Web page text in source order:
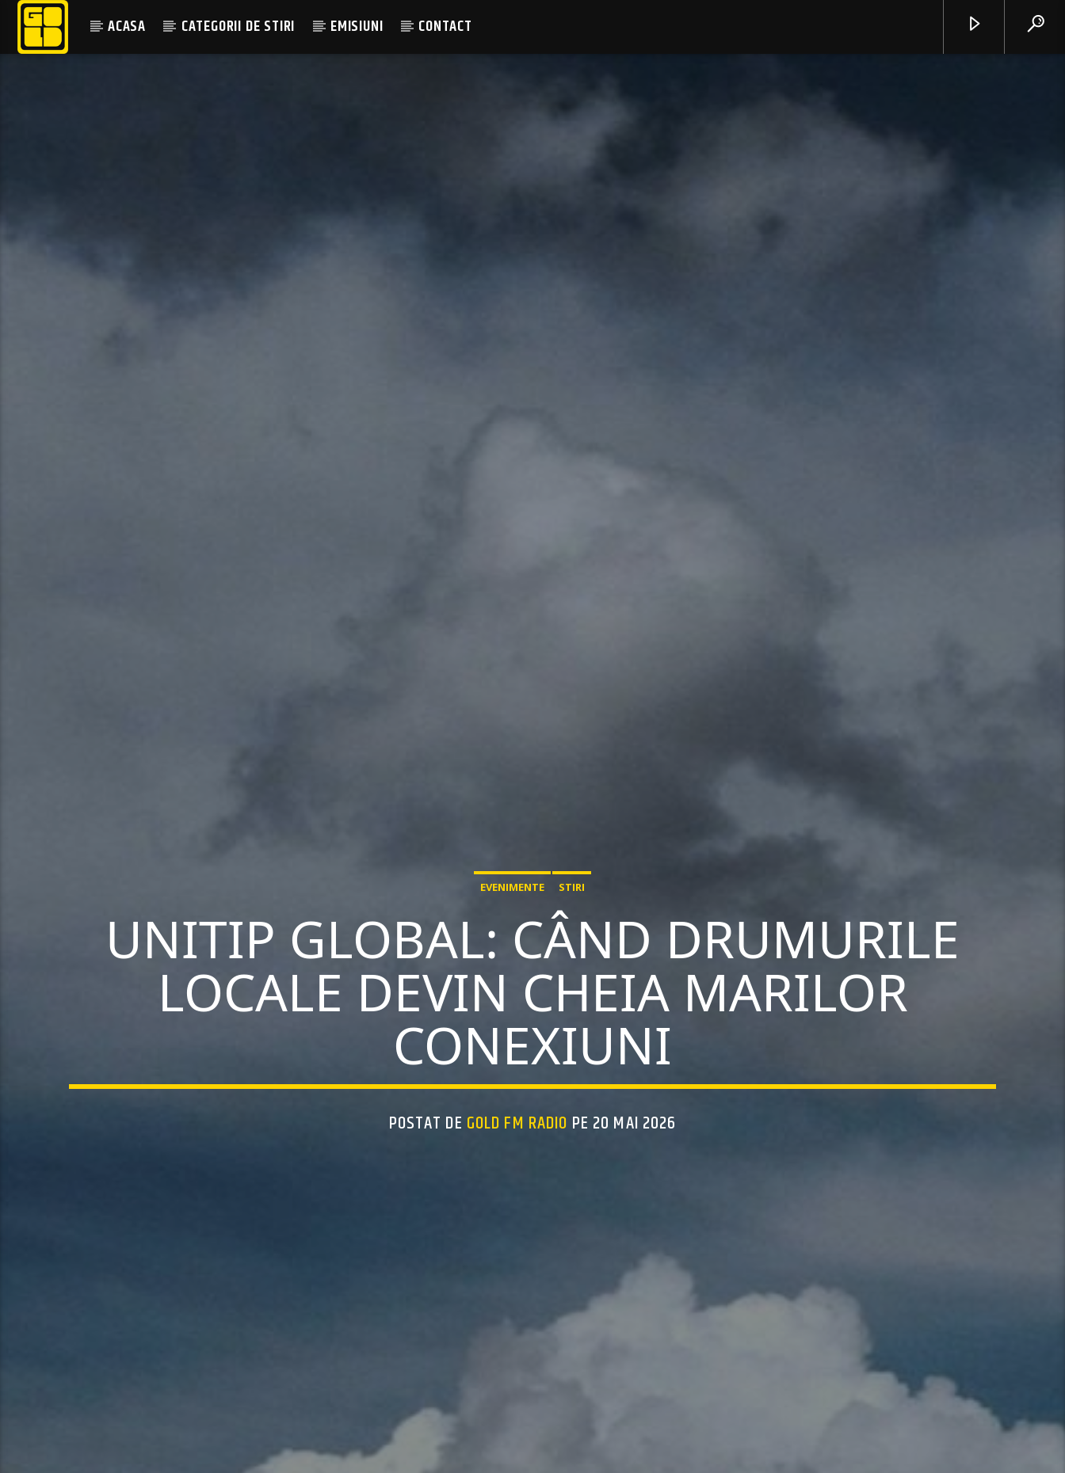
ACASA CATEGORII DE STIRI EMISIUNI CONTACT
EVENIMENTE STIRI
UNITIP GLOBAL: CÂND DRUMURILE
LOCALE DEVIN CHEIA MARILOR
CONEXIUNI
POSTAT DE GOLD FM RADIO PE 20 MAI 2026